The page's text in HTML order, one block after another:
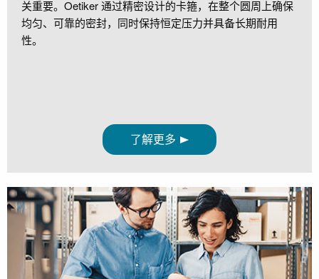
关重要。Oetiker 通过精密设计的卡箍，在整个圆周上确保
均匀、可靠的密封，同时保持恒定压力并具备长期耐用
性。
了解更多